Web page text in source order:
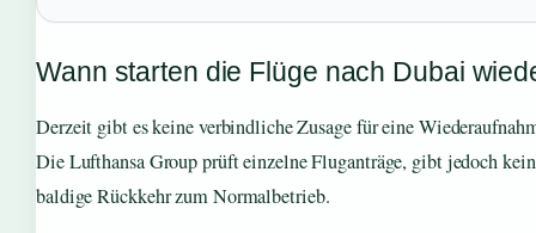
Wann starten die Flüge nach Dubai
Derzeit gibt es keine verbindliche Zusage für eine
Die Lufthansa Group prüft einzelne Fluganträge, gibt jedoch
baldige Rückkehr zum Normalbetrieb.